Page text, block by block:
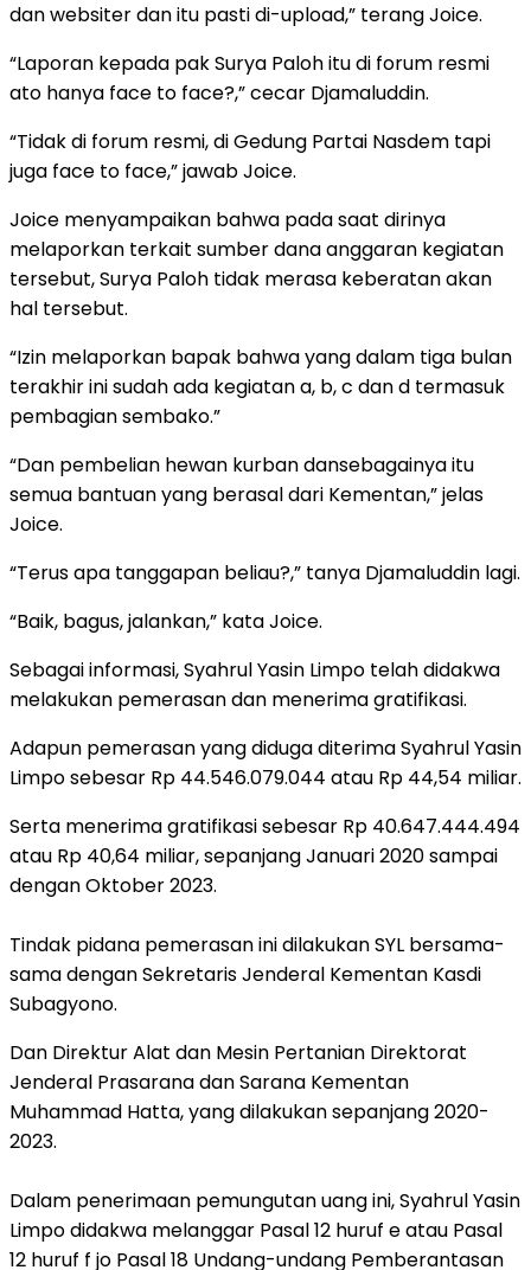
dan websiter dan itu pasti di-upload,” terang Joice.
“Laporan kepada pak Surya Paloh itu di forum resmi
ato hanya face to face?,” cecar Djamaluddin.
“Tidak di forum resmi, di Gedung Partai Nasdem tapi
juga face to face,” jawab Joice.
Joice menyampaikan bahwa pada saat dirinya
melaporkan terkait sumber dana anggaran kegiatan
tersebut, Surya Paloh tidak merasa keberatan akan
hal tersebut.
“Izin melaporkan bapak bahwa yang dalam tiga bulan
terakhir ini sudah ada kegiatan a, b, c dan d termasuk
pembagian sembako.”
“Dan pembelian hewan kurban dansebagainya itu
semua bantuan yang berasal dari Kementan,” jelas
Joice.
“Terus apa tanggapan beliau?,” tanya Djamaluddin lagi.
“Baik, bagus, jalankan,” kata Joice.
Sebagai informasi, Syahrul Yasin Limpo telah didakwa
melakukan pemerasan dan menerima gratifikasi.
Adapun pemerasan yang diduga diterima Syahrul Yasin
Limpo sebesar Rp 44.546.079.044 atau Rp 44,54 miliar.
Serta menerima gratifikasi sebesar Rp 40.647.444.494
atau Rp 40,64 miliar, sepanjang Januari 2020 sampai
dengan Oktober 2023.
Tindak pidana pemerasan ini dilakukan SYL bersama-
sama dengan Sekretaris Jenderal Kementan Kasdi
Subagyono.
Dan Direktur Alat dan Mesin Pertanian Direktorat
Jenderal Prasarana dan Sarana Kementan
Muhammad Hatta, yang dilakukan sepanjang 2020-
2023.
Dalam penerimaan pemungutan uang ini, Syahrul Yasin
Limpo didakwa melanggar Pasal 12 huruf e atau Pasal
12 huruf f jo Pasal 18 Undang-undang Pemberantasan